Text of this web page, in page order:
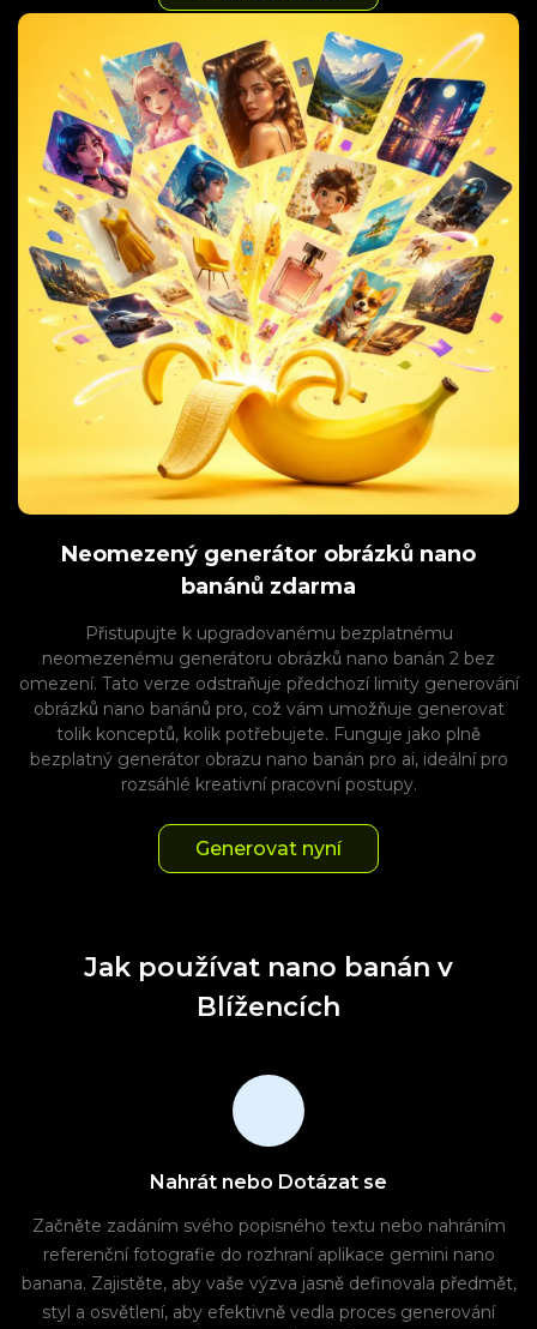
Neomezený generátor obrázků nano
banánů zdarma
Přistupujte k upgradovanému bezplatnému
neomezenému generátoru obrázků nano banán 2 bez
omezení. Tato verze odstraňuje předchozí limity generování
obrázků nano banánů pro, což vám umožňuje generovat
tolik konceptů, kolik potřebujete. Funguje jako plně
bezplatný generátor obrazu nano banán pro ai, ideální pro
rozsáhlé kreativní pracovní postupy.
Generovat nyní
Jak používat nano banán v
Blížencích
Nahrát nebo Dotázat se
Začněte zadáním svého popisného textu nebo nahráním
referenční fotografie do rozhraní aplikace gemini nano
banana. Zajistěte, aby vaše výzva jasně definovala předmět,
styl a osvětlení, aby efektivně vedla proces generování